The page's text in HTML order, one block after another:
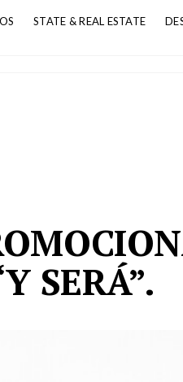
STATE & REAL ESTATE
SERÁ”.